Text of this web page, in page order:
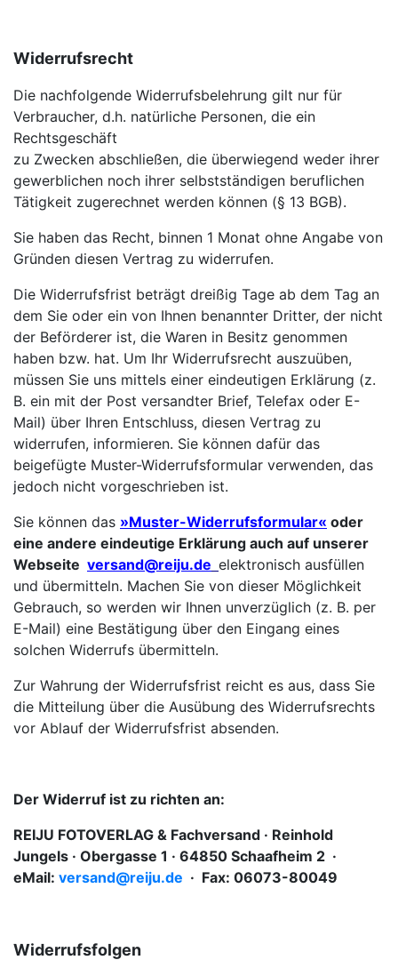
Widerrufsrecht
Die nachfolgende Widerrufsbelehrung gilt nur für
Verbraucher, d.h. natürliche Personen, die ein
Rechtsgeschäft
zu Zwecken abschließen, die überwiegend weder ihrer
gewerblichen noch ihrer selbstständigen beruflichen
Tätigkeit zugerechnet werden können (§ 13 BGB).
Sie haben das Recht, binnen 1 Monat ohne Angabe von
Gründen diesen Vertrag zu widerrufen.
Die Widerrufsfrist beträgt dreißig Tage ab dem Tag an
dem Sie oder ein von Ihnen benannter Dritter, der nicht
der Beförderer ist, die Waren in Besitz genommen
haben bzw. hat. Um Ihr Widerrufsrecht auszuüben,
müssen Sie uns mittels einer eindeutigen Erklärung (z.
B. ein mit der Post versandter Brief, Telefax oder E-
Mail) über Ihren Entschluss, diesen Vertrag zu
widerrufen, informieren. Sie können dafür das
beigefügte Muster-Widerrufsformular verwenden, das
jedoch nicht vorgeschrieben ist.
Sie können das »Muster-Widerrufsformular« oder
eine andere eindeutige Erklärung auch auf unserer
Webseite versand@reiju.de elektronisch ausfüllen
und übermitteln. Machen Sie von dieser Möglichkeit
Gebrauch, so werden wir Ihnen unverzüglich (z. B. per
E-Mail) eine Bestätigung über den Eingang eines
solchen Widerrufs übermitteln.
Zur Wahrung der Widerrufsfrist reicht es aus, dass Sie
die Mitteilung über die Ausübung des Widerrufsrechts
vor Ablauf der Widerrufsfrist absenden.
Der Widerruf ist zu richten an:
REIJU FOTOVERLAG & Fachversand · Reinhold
Jungels · Obergasse 1 · 64850 Schaafheim 2 ·
eMail: versand@reiju.de · Fax: 06073-80049
Widerrufsfolgen